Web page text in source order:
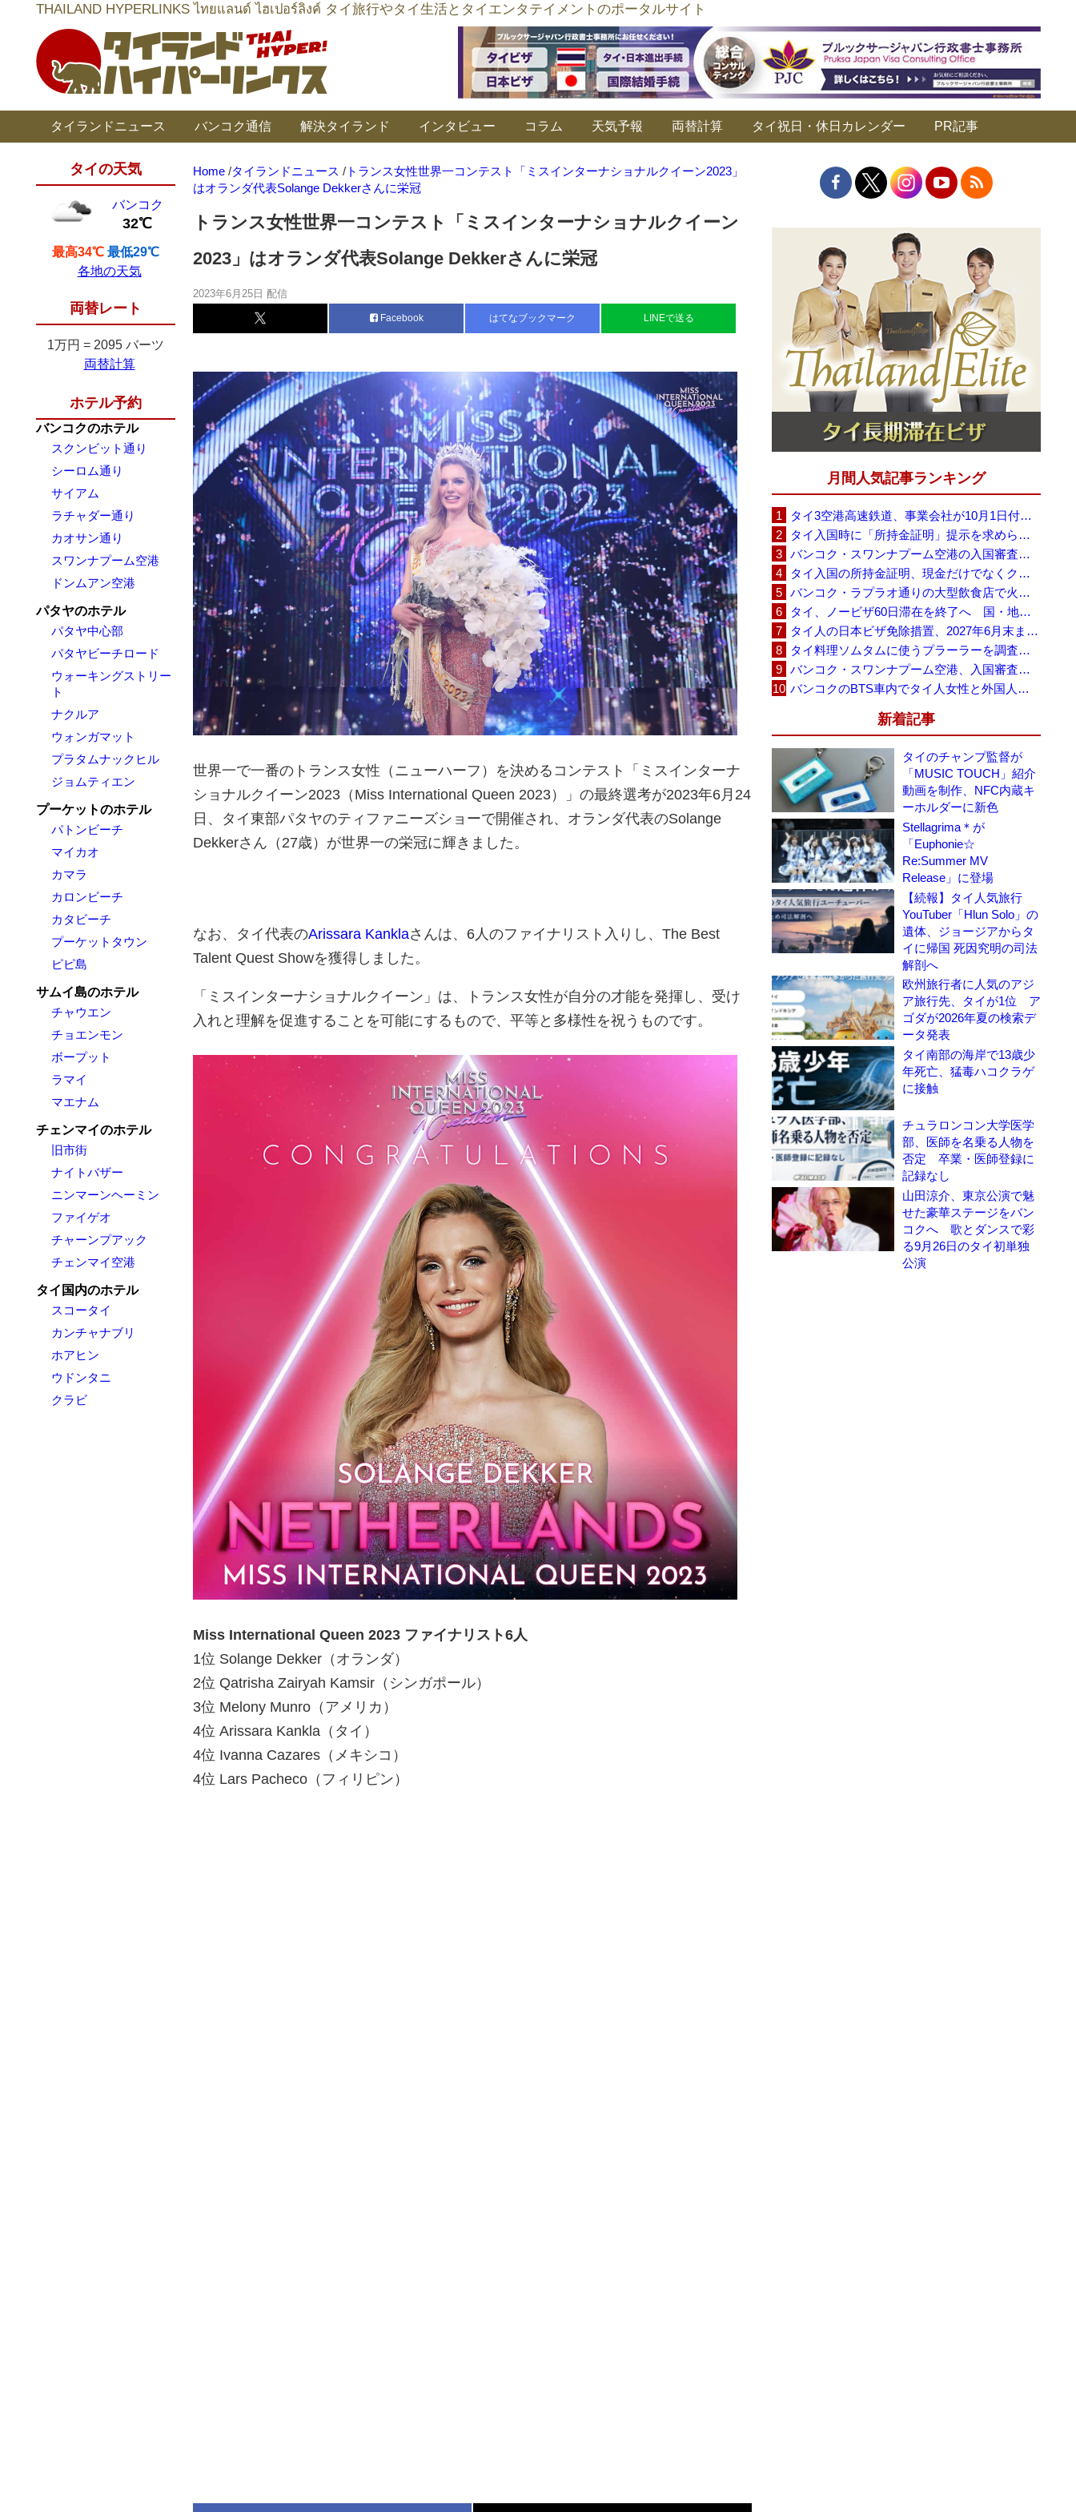
THAILAND HYPERLINKS ไทยแลนด์ ไฮเปอร์ลิงค์ タイ旅行やタイ生活とタイエンタテイメントのポータルサイト
タイランドニュース バンコク通信 解決タイランド インタビュー コラム 天気予報 両替計算 タイ祝日・休日カレンダー PR記事
タイの天気
バンコク
32℃
最高34℃ 最低29℃
各地の天気
両替レート
1万円 = 2095 バーツ
両替計算
ホテル予約
バンコクのホテル
スクンビット通り
シーロム通り
サイアム
ラチャダー通り
カオサン通り
スワンナプーム空港
ドンムアン空港
パタヤのホテル
パタヤ中心部
パタヤビーチロード
ウォーキングストリー
ト
ナクルア
ウォンガマット
プラタムナックヒル
ジョムティエン
プーケットのホテル
パトンビーチ
マイカオ
カマラ
カロンビーチ
カタビーチ
プーケットタウン
ピピ島
サムイ島のホテル
チャウエン
チョエンモン
ボープット
ラマイ
マエナム
チェンマイのホテル
旧市街
ナイトバザー
ニンマーンヘーミン
ファイゲオ
チャーンプアック
チェンマイ空港
タイ国内のホテル
スコータイ
カンチャナブリ
ホアヒン
ウドンタニ
クラビ
Home /タイランドニュース / トランス女性世界一コンテスト「ミスインターナショナルクイーン2023」
はオランダ代表Solange Dekkerさんに栄冠
トランス女性世界一コンテスト「ミスインターナショナルクイーン
2023」はオランダ代表Solange Dekkerさんに栄冠
2023年6月25日 配信
Facebook はてなブックマーク LINEで送る
世界一で一番のトランス女性（ニューハーフ）を決めるコンテスト「ミスインターナ
ショナルクイーン2023（Miss International Queen 2023）」の最終選考が2023年6月24
日、タイ東部パタヤのティファニーズショーで開催され、オランダ代表のSolange
Dekkerさん（27歳）が世界一の栄冠に輝きました。
なお、タイ代表のArissara Kanklaさんは、6人のファイナリスト入りし、The Best
Talent Quest Showを獲得しました。
「ミスインターナショナルクイーン」は、トランス女性が自分の才能を発揮し、受け
入れと理解を促進することを可能にするもので、平等と多様性を祝うものです。
Miss International Queen 2023 ファイナリスト6人
1位 Solange Dekker（オランダ）
2位 Qatrisha Zairyah Kamsir（シンガポール）
3位 Melony Munro（アメリカ）
4位 Arissara Kankla（タイ）
4位 Ivanna Cazares（メキシコ）
4位 Lars Pacheco（フィリピン）
月間人気記事ランキング
タイ3空港高速鉄道、事業会社が10月1日付の契約終了を通知 「現時点での撤退決定ではない」
タイ入国時に「所持金証明」提示を求められる場合も、タイ政府観光庁が外国人旅行者に再周知
バンコク・スワンナプーム空港の入国審査に長蛇の列、SNSで「3～4時間待ち」との投稿が拡散
タイ入国の所持金証明、現金だけでなくクレジットカードや銀行明細も提示可能
バンコク・ラプラオ通りの大型飲食店で火災、27人死亡・多数負傷
タイ、ノービザ60日滞在を終了へ 国・地域別に30日・15日へ再編
タイ人の日本ビザ免除措置、2027年6月末まで延長 不安広がる中でひとまず安堵
タイ料理ソムタムに使うプラーラーを調査へ、大学新入生4,233人が肝吸虫感染
バンコク・スワンナプーム空港、入国審査で2～3時間待ちの時間帯も 審査厳格化と人員不足が影響か
バンコクのBTS車内でタイ人女性と外国人学生グループが口論、騒音めぐる動画が拡散
新着記事
タイのチャンプ監督が
「MUSIC TOUCH」紹介
動画を制作、NFC内蔵キ
ーホルダーに新色
Stellagrima＊が
「Euphonie☆
Re:Summer MV
Release」に登場
【続報】タイ人気旅行
YouTuber「Hlun Solo」の
遺体、ジョージアからタ
イに帰国 死因究明の司法
解剖へ
欧州旅行者に人気のアジ
ア旅行先、タイが1位 ア
ゴダが2026年夏の検索デ
ータ発表
タイ南部の海岸で13歳少
年死亡、猛毒ハコクラゲ
に接触
チュラロンコン大学医学
部、医師を名乗る人物を
否定 卒業・医師登録に
記録なし
山田涼介、東京公演で魅
せた豪華ステージをバン
コクへ 歌とダンスで彩
る9月26日のタイ初単独
公演